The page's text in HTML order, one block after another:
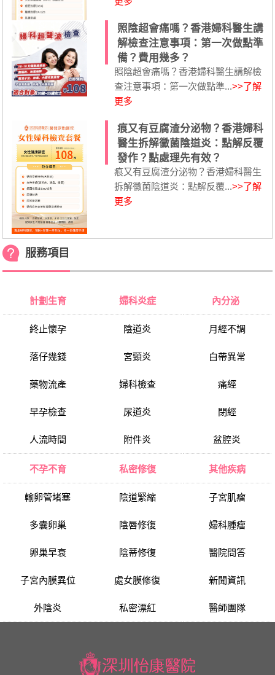
照陰超會痛嗎？香港婦科醫生講
解檢查注意事項：第一次做點準
備？費用幾多？
照陰超會痛嗎？香港婦科醫生講解檢
查注意事項：第一次做點準...>>了解
更多
痕又有豆腐渣分泌物？香港婦科
醫生拆解黴菌陰道炎：點解反覆
發作？點處理先有效？
痕又有豆腐渣分泌物？香港婦科醫生
拆解黴菌陰道炎：點解反覆...>>了解
更多
服務項目
計劃生育
終止懷孕
落仔幾錢
藥物流產
早孕檢查
人流時間
婦科炎症
陰道炎
宮頸炎
婦科檢查
尿道炎
附件炎
內分泌
月經不調
白帶異常
痛經
閉經
盆腔炎
不孕不育
輸卵管堵塞
多囊卵巢
卵巢早衰
子宮內膜異位
外陰炎
私密修復
陰道緊縮
陰唇修復
陰蒂修復
處女膜修復
私密漂紅
其他疾病
子宮肌瘤
婦科腫瘤
醫院問答
新聞資訊
醫師團隊